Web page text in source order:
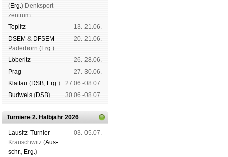
(Erg.) Denk­sport­
zen­trum
Tep­litz
13.-21.06.
DSEM & DFSEM
Pader­born (Erg.)
20.-21.06.
Lö­be­ritz
26.-28.06.
Prag
27.-30.06.
Klat­tau (DSB, Erg.)
27.06.-08.07.
Bud­weis (DSB) 30.06.-08.07.
Turniere 2. Halbjahr 2026
Lau­sitz-Tur­nier
Krausch­witz (Aus­
schr., Erg.)
03.-05.07.